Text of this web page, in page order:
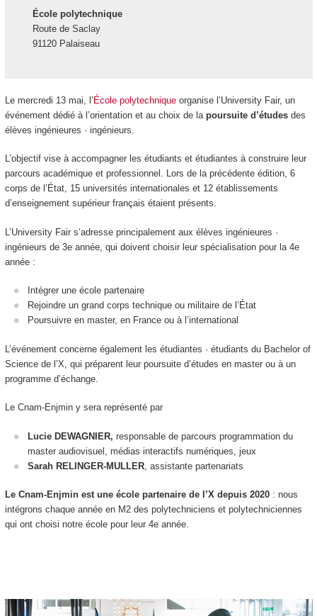
École polytechnique
Route de Saclay
91120 Palaiseau
Le mercredi 13 mai, l’ École polytechniqueorganise l’University Fair, un
événement dédié à l’orientation et au choix de la poursuite d’étudesdes
élèves ingénieures · ingénieurs.
L’objectif vise à accompagner les étudiants et étudiantes à construire leur
parcours académique et professionnel. Lors de la précédente édition, 6
corps de l’État, 15 universités internationales et 12 établissements
d’enseignement supérieur français étaient présents.
L’University Fair s’adresse principalement aux élèves ingénieures ·
ingénieurs de 3eannée, qui doivent choisir leur spécialisation pour la 4e
année :
Intégrer une école partenaire
Rejoindre un grand corps technique ou militaire de l’État
Poursuivre en master, en France ou à l’international
L’événement concerne également les étudiantes · étudiants du Bachelor of
Science de l’X, qui préparent leur poursuite d’études en master ou à un
programme d’échange.
Le Cnam-Enjmin y sera représenté par
Lucie DEWAGNIER, responsable de parcours programmation du
master audiovisuel, médias interactifs numériques, jeux
Sarah RELINGER-MULLER , assistante partenariats
Le Cnam-Enjmin est une école partenaire de l’X depuis 2020: nous
intégrons chaque année en M2 des polytechniciens et polytechniciennes
qui ont choisi notre école pour leur 4eannée.